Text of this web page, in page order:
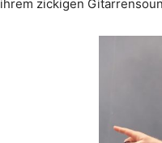
ihrem zickigen